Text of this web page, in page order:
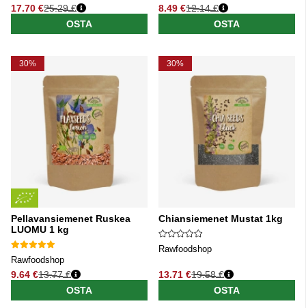
17.70 €
Normaali hinta
25.29 €
OSTA
8.49 €
Normaali hinta
12.14 €
OSTA
30%
Pellavansiemenet Ruskea
LUOMU 1 kg
Rawfoodshop
9.64 €
Normaali hinta
13.77 €
OSTA
30%
Chiansiemenet Mustat 1kg
Rawfoodshop
13.71 €
Normaali hinta
19.58 €
OSTA